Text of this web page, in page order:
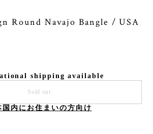
Round Navajo Bangle / USA
shipping available
Sold out
国内にお住まいの方向け